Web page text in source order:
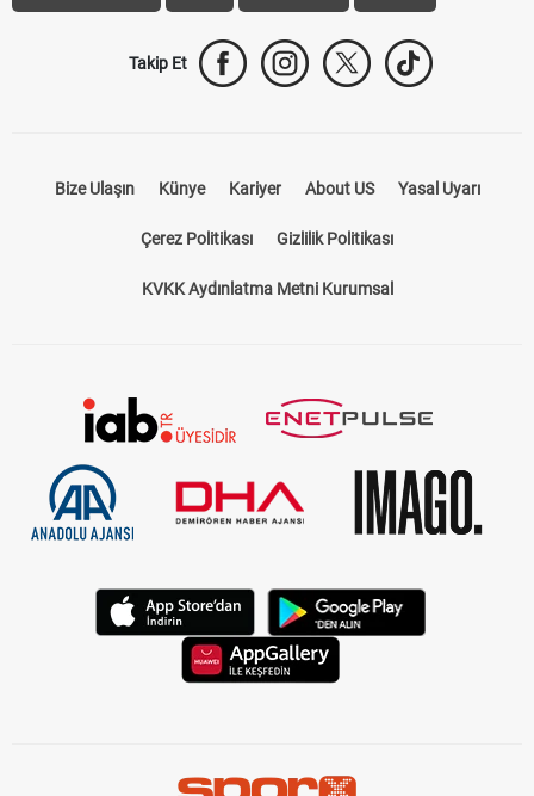
Takip Et
Bize Ulaşın Künye Kariyer About US Yasal Uyarı
Çerez Politikası Gizlilik Politikası
KVKK Aydınlatma Metni Kurumsal